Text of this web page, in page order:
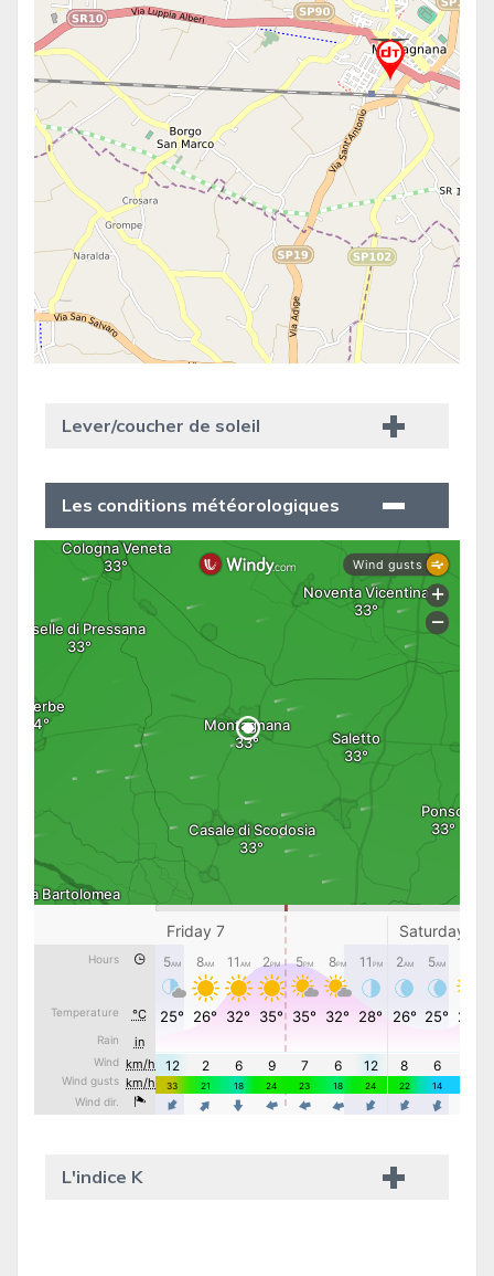
Lever/coucher de soleil
Les conditions météorologiques
L'indice K